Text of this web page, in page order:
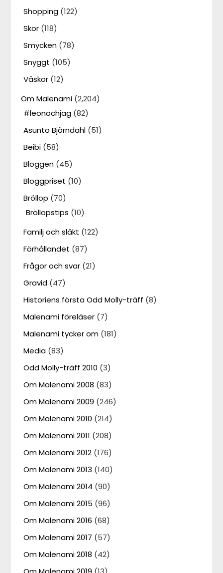
Shopping (122)
Skor (118)
Smycken (78)
Snyggt (105)
Väskor (12)
Om Malenami (2,204)
#leonochjag (82)
Asunto Björndahl (51)
Beibi (58)
Bloggen (45)
Bloggpriset (10)
Bröllop (70)
Bröllopstips (10)
Familj och släkt (122)
Förhållandet (87)
Frågor och svar (21)
Gravid (47)
Historiens första Odd Molly-träff (8)
Malenami föreläser (7)
Malenami tycker om (181)
Media (83)
Odd Molly-träff 2010 (3)
Om Malenami 2008 (83)
Om Malenami 2009 (246)
Om Malenami 2010 (214)
Om Malenami 2011 (208)
Om Malenami 2012 (176)
Om Malenami 2013 (140)
Om Malenami 2014 (90)
Om Malenami 2015 (96)
Om Malenami 2016 (68)
Om Malenami 2017 (57)
Om Malenami 2018 (42)